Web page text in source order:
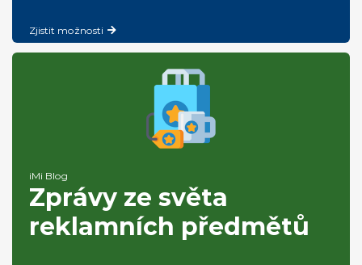
Zjistit možnosti
iMi Blog
Zprávy ze světa
reklamních předmětů